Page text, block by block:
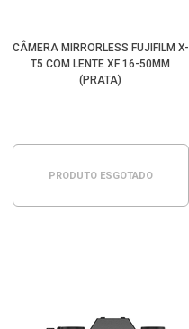
CÂMERA MIRRORLESS FUJIFILM X-
T5 COM LENTE XF 16-50MM
(PRATA)
PRODUTO ESGOTADO